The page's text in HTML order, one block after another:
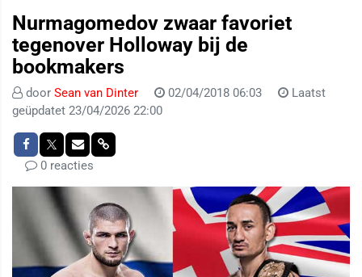
Nurmagomedov zwaar favoriet
tegenover Holloway bij de
bookmakers
door Sean van Dinter 02/04/2018 06:03
Laatst
geüpdatet 23/04/2026 22:00
0 reacties